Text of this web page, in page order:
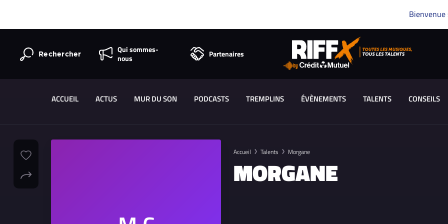
Bienvenue
Rechercher
Qui sommes-
nous
Partenaires
ACCUEIL ACTUS MUR DU SON PODCASTS TREMPLINS ÉVÈNEMENTS TALENTS CONSEILS
Accueil Talents Morgane
MORGANE